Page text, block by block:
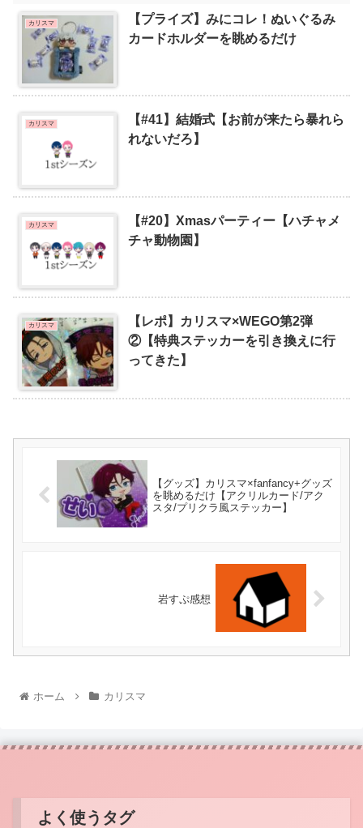
カリスマ
【プライズ】みにコレ！ぬいぐるみ
カードホルダーを眺めるだけ
カリスマ
【#41】結婚式【お前が来たら暴れら
れないだろ】
カリスマ
【#20】Xmasパーティー【ハチャメ
チャ動物園】
カリスマ
【レポ】カリスマ×WEGO第2弾
②【特典ステッカーを引き換えに行
ってきた】
【グッズ】カリスマ×fanfancy+グッズ
を眺めるだけ【アクリルカード/アク
スタ/プリクラ風ステッカー】
岩すぷ感想
ホーム カリスマ
よく使うタグ